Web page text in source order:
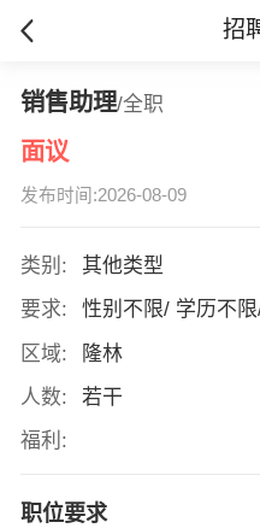
招
销售助理/全职
面议
发布时间:2026-08-09
类别:
其他类型
要求:
性别不限/ 学历不
区域:
隆林
人数:
若干
福利:
职位要求